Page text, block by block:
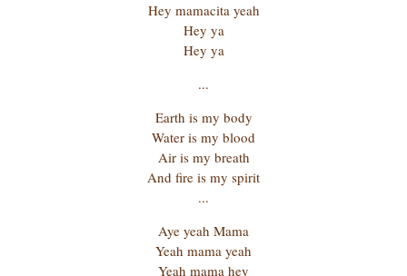
Hey mamacita yeah
Hey ya
Hey ya
...
Earth is my body
Water is my blood
Air is my breath
And fire is my spirit
...
Aye yeah Mama
Yeah mama yeah
Yeah mama hey